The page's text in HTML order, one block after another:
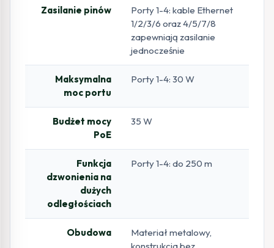
Zasilanie pinów
Porty 1-4: kable Ethernet
1/2/3/6 oraz 4/5/7/8
zapewniają zasilanie
jednocześnie
Maksymalna
moc portu
Porty 1-4: 30 W
Budżet mocy
PoE
35 W
Funkcja
dzwonienia na
dużych
odległościach
Porty 1-4: do 250 m
Obudowa
Materiał metalowy,
konstrukcja bez